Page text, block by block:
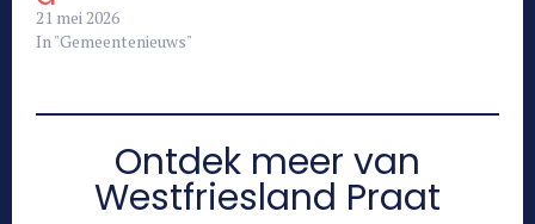
21 mei 2026
In "Gemeentenieuws"
Ontdek meer van
Westfriesland Praat